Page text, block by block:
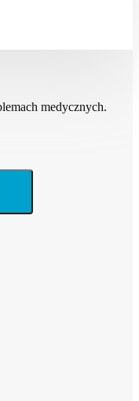
medycznych.